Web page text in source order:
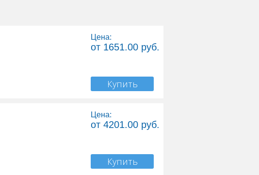
Цена:
от 1651.00 руб.
Купить
Цена:
от 4201.00 руб.
Купить